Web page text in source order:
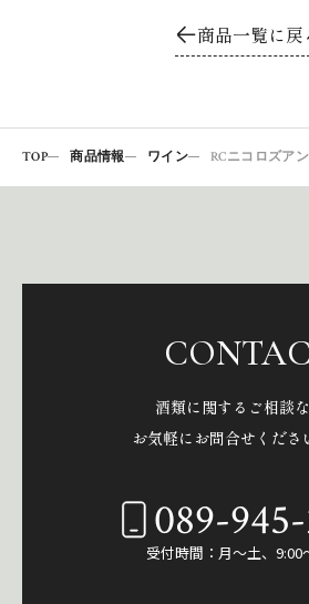
商品一覧に戻
TOP 商品情報 ワイン RCニコロズア
酒類に関するご相談な
お気軽にお問合せくださ
089-
受付時間：月～土、9:00